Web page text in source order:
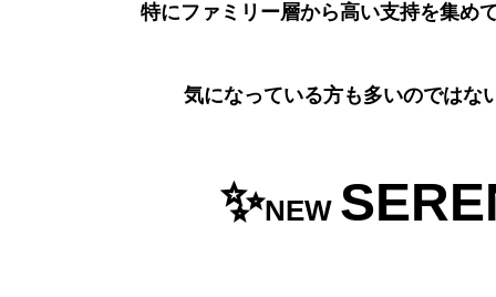
特にファミリー層から高い支持を集め
気になっている方も多いのではな
✨NEW